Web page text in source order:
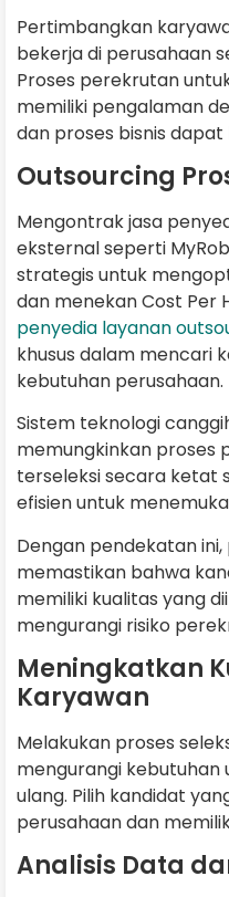
Pertimbangkan
bekerja di perusahaan
Proses perekrutan
memiliki pengalaman
dan proses bisnis dapat
Outsourcing
Mengontrak jasa
eksternal seperti
strategis untuk
dan menekan Cost Per
penyedia layanan
khusus dalam mencari
kebutuhan perusahaan.
Sistem teknologi
memungkinkan proses
terseleksi secara ketat
efisien untuk
Dengan pendekatan
memastikan bahwa
memiliki kualitas yang
mengurangi risiko
Meningkatkan
Karyawan
Melakukan proses
mengurangi
ulang. Pilih kandidat
perusahaan dan
Analisis Data